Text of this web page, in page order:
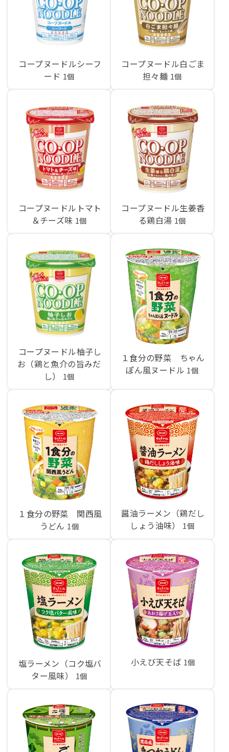
コープヌードルシーフ
ード 1個
コープヌードル白ごま
担々麺 1個
コープヌードルトマト
＆チーズ味 1個
コープヌードル生姜香
る鶏白湯 1個
コープヌードル柚子し
お（鶏と魚介の旨みだ
し）
1個
１食分の野菜 ちゃん
ぽん風ヌードル 1個
１食分の野菜 関西風
うどん 1個
醤油ラーメン（鶏だし
しょう油味）
1個
塩ラーメン（コク塩バ
ター風味）
1個
小えび天そば 1個